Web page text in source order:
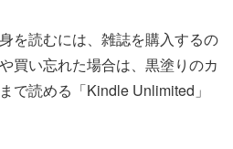
を読むには、雑誌を購入するの
買い忘れた場合は、黒塗りのカ
で読める「Kindle Unlimited」